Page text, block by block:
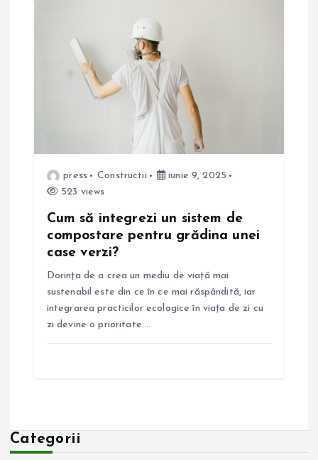
press Constructii
iunie 9, 2025
523 views
Cum să integrezi un sistem de
compostare pentru grădina unei
case verzi?
Dorința de a crea un mediu de viață mai
sustenabil este din ce în ce mai răspândită, iar
integrarea practicilor ecologice în viața de zi cu
zi devine o prioritate.…
Categorii